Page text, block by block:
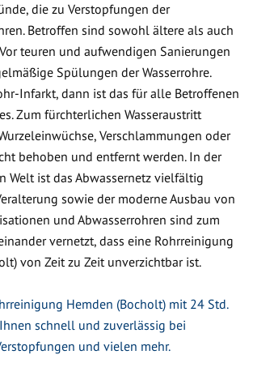
die zu Verstopfungen der
Betroffen sind sowohl ältere als auch
teuren und aufwendigen Sanierungen
Spülungen der Wasserrohre.
Infarkt, dann ist das für alle Betroffenen
Zum fürchterlichen Wasseraustritt
Verschlammungen oder
behoben und entfernt werden. In der
Welt ist das Abwassernetz vielfältig
sowie der moderne Ausbau von
und Abwasserrohren sind zum
vernetzt, dass eine Rohrreinigung
von Zeit zu Zeit unverzichtbar ist.
Hemden (Bocholt) mit 24 Std.
schnell und zuverlässig bei
und vielen mehr.